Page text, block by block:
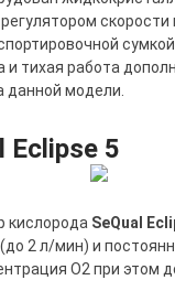
скорости
и тихая работа
модели.
Eclipse 5
кислорода SeQual
2 л/мин) и
О2 при этом